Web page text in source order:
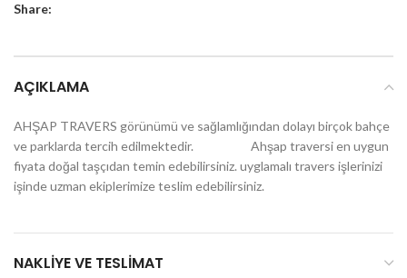
Share:
AÇIKLAMA
AHŞAP TRAVERS görünümü ve sağlamlığından dolayı birçok bahçe
ve parklarda tercih edilmektedir. Ahşap traversi en uygun
fiyata doğal taşçıdan temin edebilirsiniz. uyglamalı travers işlerinizi
işinde uzman ekiplerimize teslim edebilirsiniz.
NAKLIYE VE TESLIMAT